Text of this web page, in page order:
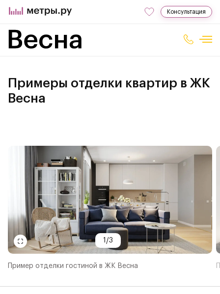
Консультация
Примеры отделки квартир в ЖК
Весна
Пример отделки гостиной в ЖК Весна
1 /3